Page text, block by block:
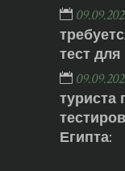
тест
Египта: